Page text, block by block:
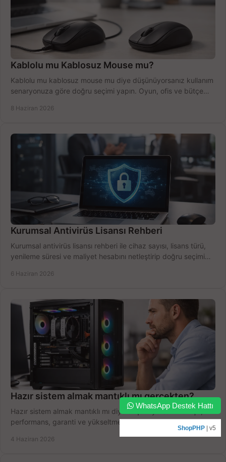
Kablolu mu Kablosuz Mouse mu?
Kablolu mu kablosuz mouse mu diye düşünüyorsanız kullanım
senaryonuza göre doğru seçimi yapın. Oyun, ofis ve bütçe
8 Haziran 2026
Kurumsal Antivirüs Lisansı Rehberi
Kurumsal antivirüs lisansı rehberi ile cihaz sayısı, lisans türü,
yenileme süresi ve maliyet hesabını netleştirip doğru seçimi
6 Haziran 2026
Hazır sistem almak mantıklı mı gerçekten?
Hazır sistem almak mantıklı mı diye düşünüyorsanız bütçe,
performans, garanti ve yükseltme payını birlikte değerlendirin,
4 Haziran 2026
WhatsApp Destek Hattı
ShopPHP | v5